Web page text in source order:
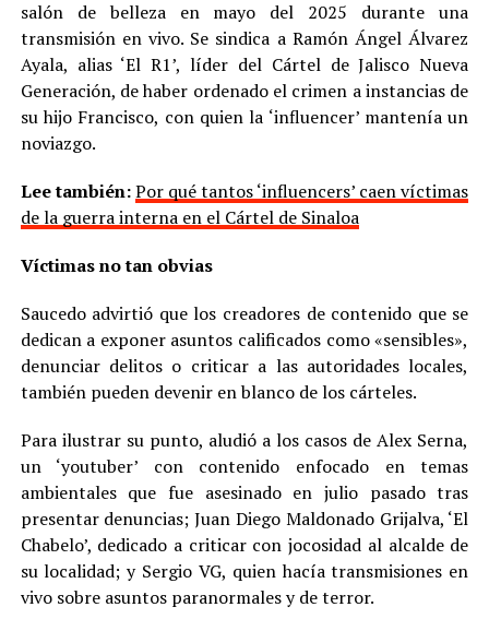
salón de belleza en mayo del 2025 durante una
transmisión en vivo. Se sindica a Ramón Ángel Álvarez
Ayala, alias ‘El R1’, líder del Cártel de Jalisco Nueva
Generación, de haber ordenado el crimen a instancias de
su hijo Francisco, con quien la ‘influencer’ mantenía un
noviazgo.
Lee también:Por qué tantos ‘influencers’ caen víctimas
de la guerra interna en el Cártel de Sinaloa
Víctimas no tan obvias
Saucedo advirtió que los creadores de contenido que se
dedican a exponer asuntos calificados como «sensibles»,
denunciar delitos o criticar a las autoridades locales,
también pueden devenir en blanco de los cárteles.
Para ilustrar su punto, aludió a los casos de Alex Serna,
un ‘youtuber’ con contenido enfocado en temas
ambientales que fue asesinado en julio pasado tras
presentar denuncias; Juan Diego Maldonado Grijalva, ‘El
Chabelo’, dedicado a criticar con jocosidad al alcalde de
su localidad; y Sergio VG, quien hacía transmisiones en
vivo sobre asuntos paranormales y de terror.